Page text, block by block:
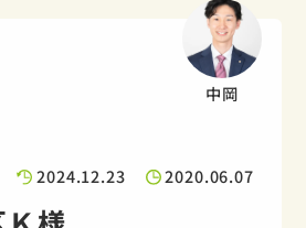
中岡
2024.12.23
2020.06.07